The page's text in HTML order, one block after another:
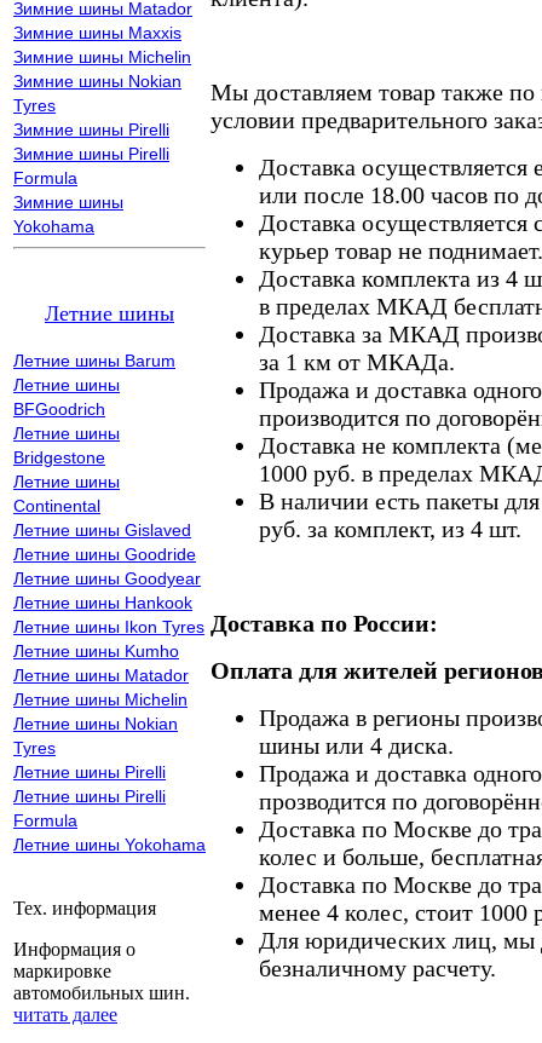
Зимние шины Matador
Зимние шины Maxxis
Зимние шины Michelin
Зимние шины Nokian
Tyres
Зимние шины Pirelli
Зимние шины Pirelli
Formula
Зимние шины
Yokohama
Летние шины
Летние шины Barum
Летние шины
BFGoodrich
Летние шины
Bridgestone
Летние шины
Continental
Летние шины Gislaved
Летние шины Goodride
Летние шины Goodyear
Летние шины Hankook
Летние шины Ikon Tyres
Летние шины Kumho
Летние шины Matador
Летние шины Michelin
Летние шины Nokian
Tyres
Летние шины Pirelli
Летние шины Pirelli
Formula
Летние шины Yokohama
Тех. информация
Информация о
маркировке
автомобильных шин.
читать далее
Мы доставляем товар также
условии предварительного
Доставка осуществляется
или после 18.00 часов по
Доставка осуществляется
курьер товар не поднимает.
Доставка комплекта из 4
в пределах МКАД
Доставка за МКАД
за 1 км от МКАДа.
Продажа и доставка
производится по
Доставка не комплекта
1000 руб. в пределах
В наличии есть пакеты
руб. за комплект, из 4 шт.
Доставка по России:
Оплата для жителей
Продажа в регионы
шины или 4 диска.
Продажа и доставка
прозводится по
Доставка по Москве до
колес и больше,
Доставка по Москве до
менее 4 колес, стоит 1000
Для юридических лиц, мы
безналичному расчету.